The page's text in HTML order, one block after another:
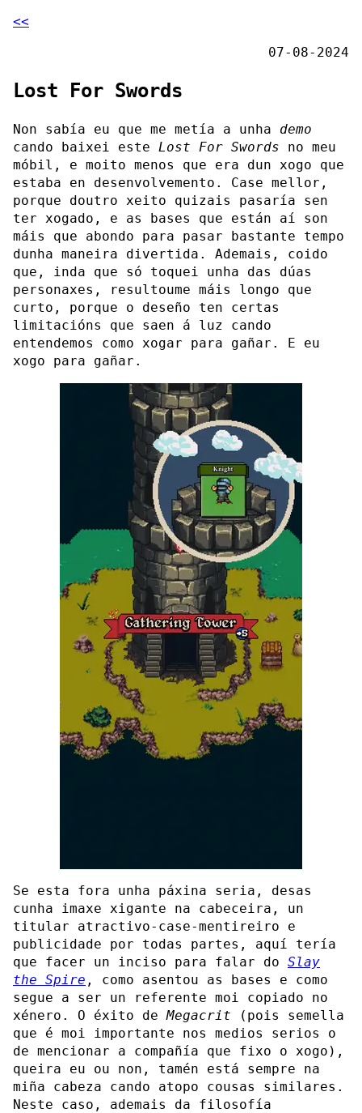
<<
07-08-2024
Lost For Swords
Non sabía eu que me metía a unha demo
cando baixei este Lost For Swords no meu
móbil, e moito menos que era dun xogo que
estaba en desenvolvemento. Case mellor,
porque doutro xeito quizais pasaría sen
ter xogado, e as bases que están aí son
máis que abondo para pasar bastante tempo
dunha maneira divertida. Ademais, coido
que, inda que só toquei unha das dúas
personaxes, resultoume máis longo que
curto, porque o deseño ten certas
limitacións que saen á luz cando
entendemos como xogar para gañar. E eu
xogo para gañar.
Se esta fora unha páxina seria, desas
cunha imaxe xigante na cabeceira, un
titular atractivo-case-mentireiro e
publicidade por todas partes, aquí tería
que facer un inciso para falar do Slay
the Spire , como asentou as bases e como
segue a ser un referente moi copiado no
xénero. O éxito deMegacrit (pois semella
que é moi importante nos medios serios o
de mencionar a compañía que fixo o xogo),
queira eu ou non, tamén está sempre na
miña cabeza cando atopo cousas similares.
Neste caso, ademais da filosofía